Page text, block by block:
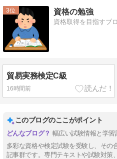
3 資格の勉強
資格取得を目指すブ
貿易実務検定C級
16時間前
このブログのここがポイント
幅広い試験情報と学習
多彩な資格や検定試験を受験し、その
記事群です。専門テキストや試験対策